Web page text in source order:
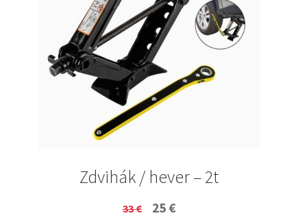
Zdvihák / hever – 2t
33€
Original
25 €